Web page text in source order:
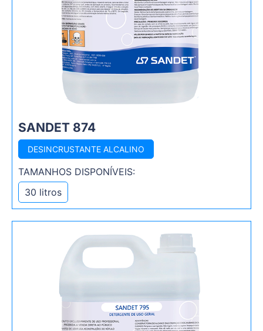
SANDET 874
DESINCRUSTANTE ALCALINO
TAMANHOS DISPONÍVEIS:
30 litros